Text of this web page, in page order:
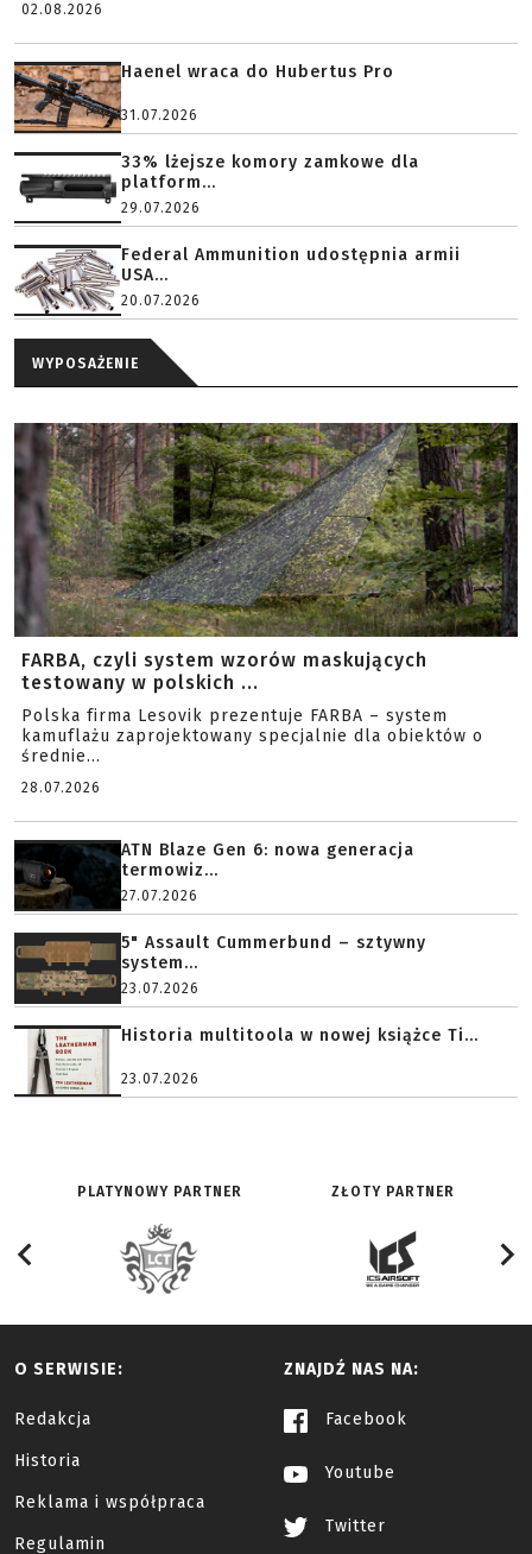
02.08.2026
Haenel wraca do Hubertus Pro
31.07.2026
33% lżejsze komory zamkowe dla
platform...
29.07.2026
Federal Ammunition udostępnia armii
USA...
20.07.2026
WYPOSAŻENIE
FARBA, czyli system wzorów maskujących
testowany w polskich ...
Polska firma Lesovik prezentuje FARBA – system
kamuflażu zaprojektowany specjalnie dla obiektów o
średnie...
28.07.2026
ATN Blaze Gen 6: nowa generacja
termowiz...
27.07.2026
5" Assault Cummerbund – sztywny
system...
23.07.2026
Historia multitoola w nowej książce Ti...
23.07.2026
PLATYNOWY PARTNER ZŁOTY PARTNER
O SERWISIE:
Redakcja
Historia
Reklama i współpraca
Regulamin
ZNAJDŹ NAS NA:
Facebook
Youtube
Twitter